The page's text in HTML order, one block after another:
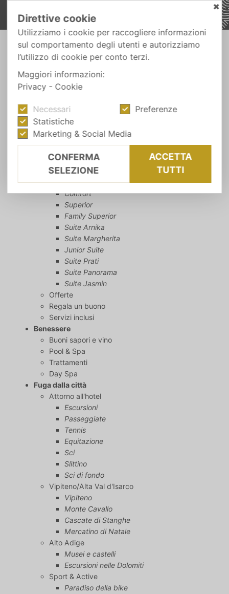
MAPPA DEL SITO
Il nostro hotel
Per famiglie
Il nostro campo da tennis
In vacanza con il cane
Sostenibilità
Camere e prezzi
Camere e suite
Comfort
Superior
Family Superior
Suite Arnika
Suite Margherita
Junior Suite
Suite Prati
Suite Panorama
Suite Jasmin
Offerte
Regala un buono
Servizi inclusi
Benessere
Buoni sapori e vino
Pool & Spa
Trattamenti
Day Spa
Fuga dalla città
Attorno all'hotel
Escursioni
Passeggiate
Tennis
Equitazione
Sci
Slittino
Sci di fondo
Vipiteno/Alta Val d'Isarco
Vipiteno
Monte Cavallo
Cascate di Stanghe
Mercatino di Natale
Alto Adige
Musei e castelli
Escursioni nelle Dolomiti
Sport & Active
Paradiso della bike
✖
Direttive cookie
Utilizziamo i cookie per raccogliere informazioni
sul comportamento degli utenti e autorizziamo
l’utilizzo di cookie per conto terzi.
Maggiori informazioni:
Privacy - Cookie
Necessari
Preferenze
Statistiche
Marketing & Social Media
CONFERMA
SELEZIONE
ACCETTA
TUTTI